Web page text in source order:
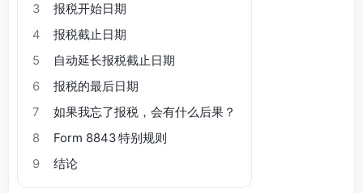
3
报税开始日期
4
报税截止日期
5
自动延长报税截止日期
6
报税的最后日期
7
如果我忘了报税，会有什么后果？
8
Form 8843 特别规则
9
结论